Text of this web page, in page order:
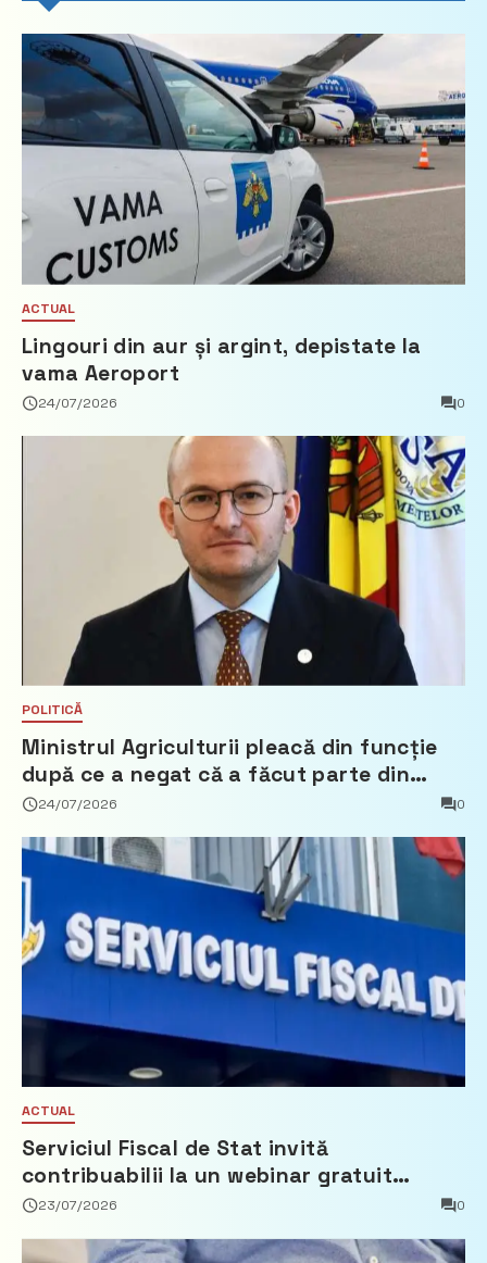
ACTUAL
Lingouri din aur și argint, depistate la
vama Aeroport
24/07/2026 0
POLITICĂ
Ministrul Agriculturii pleacă din funcție
după ce a negat că a făcut parte din
Partidul Democrat
24/07/2026 0
ACTUAL
Serviciul Fiscal de Stat invită
contribuabilii la un webinar gratuit
privind calculul impozitului pe bunurile
23/07/2026 0